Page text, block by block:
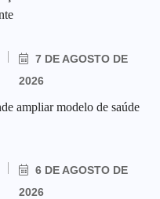
7 DE AGOSTO DE
2026
ampliar modelo de saúde
6 DE AGOSTO DE
2026